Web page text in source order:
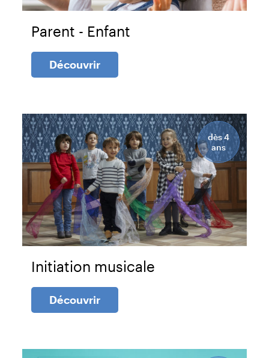
Parent - Enfant
Découvrir
dès 4
ans
Initiation musicale
Découvrir